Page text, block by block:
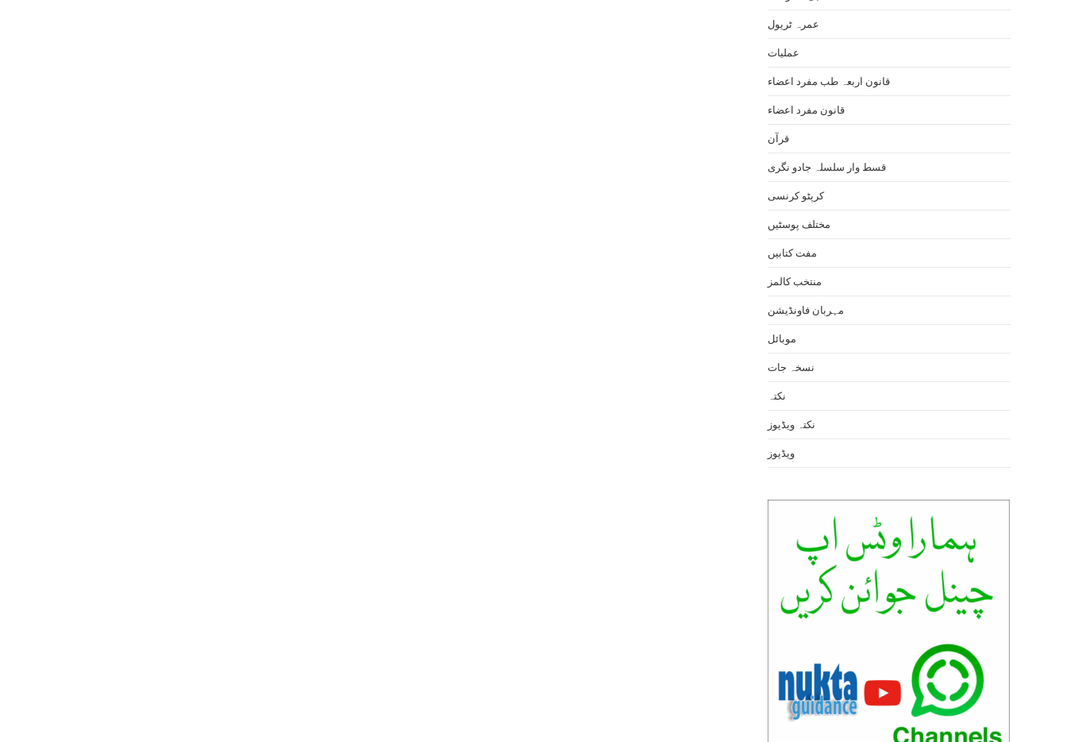
عمرہ ٹریول
عملیات
قانون اربعہ طب مفرد اعضاء
قانون مفرد اعضاء
قرآن
قسط وار سلسلہ جادو نگری
کرپٹو کرنسی
مختلف پوسٹیں
مفت کتابیں
منتخب کالمز
مہربان فاونڈیشن
موبائل
نسخہ جات
نکتہ
نکتہ ویڈیوز
ویڈیوز